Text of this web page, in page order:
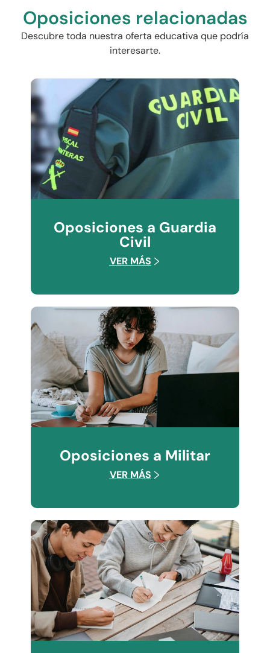
Oposiciones relacionadas
Descubre toda nuestra oferta educativa que podría
interesarte.
Oposiciones a Guardia
Civil
VER MÁS
Oposiciones a Militar
VER MÁS